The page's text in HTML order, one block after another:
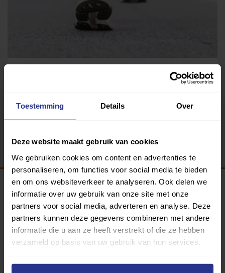
Toestemming Details Over
Deze website maakt gebruik van cookies
We gebruiken cookies om content en advertenties te
personaliseren, om functies voor social media te bieden
en om ons websiteverkeer te analyseren. Ook delen we
informatie over uw gebruik van onze site met onze
partners voor social media, adverteren en analyse. Deze
partners kunnen deze gegevens combineren met andere
informatie die u aan ze heeft verstrekt of die ze hebben
verzameld op basis van uw gebruik van hun services.
Programma van:
340 gemeenten